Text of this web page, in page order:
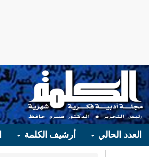
العدد الحالي أرشيف الكلمة